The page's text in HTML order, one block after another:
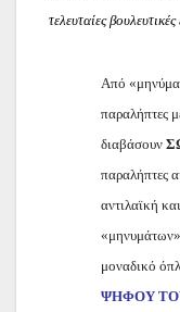
τελευταίες
Από
παραλήπτες
διαβάσουν
παραλήπτες
αντιλαϊκή
μοναδικό
ΨΗΦΟΥ